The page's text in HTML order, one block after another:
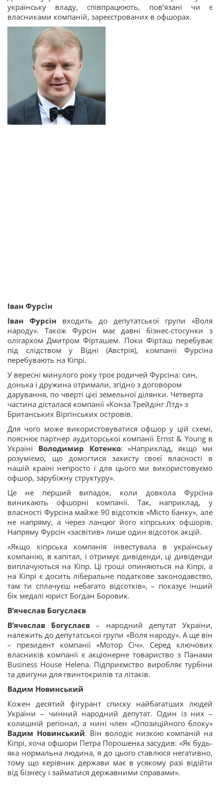
українську владу, співпрацюють, пов’язані чи є
власниками компаній, зареєстрованих в офшорах.
Іван Фурсін
Іван Фурсін входить до депутатської групи «Воля
народу». Також Фурсін має давні бізнес-стосунки з
олігархом Дмитром Фірташем. Поки Фірташ перебуває
під слідством у Відні (Австрія), компанії Фурсіна
перебувають на Кіпрі.
У вересні минулого року троє родичей Фурсіна: син,
донька і дружина отримали, згідно з договором
дарування, по чверті цієї земельної ділянки. Четверта
частина дісталася компанії «Конза Трейдінг Лтд» з
Британських Віргінських островів.
Для чого може використовуватися офшор у цій схемі,
пояснює партнер аудиторської компанії Ernst & Young в
Україні Володимир Котенко: «Наприклад, якщо ми
розуміємо, що домогтися захисту своєї власності в
нашій країні непросто і для цього ми використовуємо
офшор, зарубіжну структуру».
Це не перший випадок, коли довкола Фурсіна
виникають офшорні компанії. Так, наприклад, у
власності Фурсіна майже 90 відсотків «Місто банку», але
не напряму, а через ланцюг його кіпрських офшорів.
Напряму Фурсін «засвітив» лише один відсоток акцій.
«Якщо кіпрська компанія інвестувала в українську
компанію, в капітал, і отримує дивіденди, ці дивіденди
виплачуються на Кіпр. Ці гроші опиняються на Кіпрі, а
на Кіпрі є досить ліберальне податкове законодавство,
там ти сплачуєш небагато відсотків», – показує інший
бік медалі юрист Богдан Боровик.
В’ячеслав Богуслаєв
В’ячеслав Богуслаєв – народний депутат України,
належить до депутатської групи «Воля народу». А ще він
– президент компанії «Мотор Січ». Серед ключових
власників компанії є акціонерне товариство з Панами
Business House Helena. Підприємство виробляє турбіни
та двигуни для гвинтокрилів та літаків.
Вадим Новинський
Кожен десятий фігурант списку найбагатших людей
України – чинний народний депутат. Один із них –
колишній регіонал, а нині член «Опозиційного блоку»
Вадим Новинський. Він володіє низкою компаній на
Кіпрі, хоча офшори Петра Порошенка засудив: «Як будь-
яка нормальна людина, я до цього ставлюся негативно,
тому що керівник держави має в усякому разі відійти
від бізнесу і займатися державними справами».